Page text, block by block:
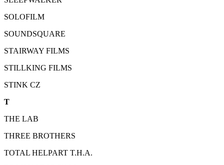
SOLOFILM
SOUNDSQUARE
STAIRWAY FILMS
STILLKING FILMS
STINK CZ
T
THE LAB
THREE BROTHERS
TOTAL HELPART T.H.A.